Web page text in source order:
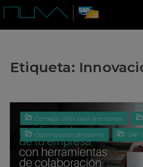
Etiqueta:
Consejos útiles para la empresa
Optimización de talento SAP